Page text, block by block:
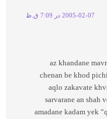
2005-02-07 در 7:09 ق.ظ
az khandane
chenan be khod
aqlo zakavate
sarvarane an shah
amadane kadam yek